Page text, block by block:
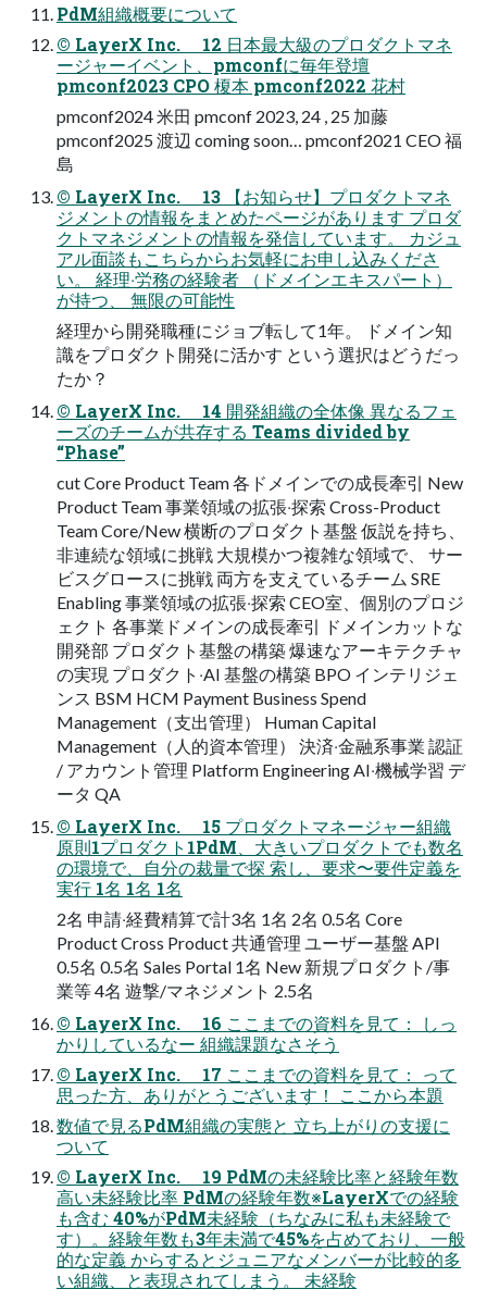
PdM組織概要について
© LayerX Inc. 12 ⽇本最⼤級のプロダクトマネ
ージャーイベント、pmconfに毎年登壇
pmconf2023 CPO 榎本 pmconf2022 花村
pmconf2024 米田 pmconf 2023, 24 , 25 加藤
pmconf2025 渡辺 coming soon… pmconf2021 CEO 福
島
© LayerX Inc. 13 【お知らせ】プロダクトマネ
ジメントの情報をまとめたページがあります プロダ
クトマネジメントの情報を発信しています。 カジュ
アル⾯談もこちらからお気軽にお申し込みくださ
い。 経理‧労務の経験者 （ドメインエキスパート）
が持つ、 無限の可能性
経理から開発職種にジョブ転して1年。 ドメイン知
識をプロダクト開発に活かす という選択はどうだっ
たか？
© LayerX Inc. 14 開発組織の全体像 異なるフェ
ーズのチームが共存する Teams divided by
“Phase”
cut Core Product Team 各ドメインでの成⻑牽引 New
Product Team 事業領域の拡張‧探索 Cross-Product
Team Core/New 横断のプロダクト基盤 仮説を持ち、
⾮連続な領域に挑戦 ⼤規模かつ複雑な領域で、 サー
ビスグロースに挑戦 両⽅を⽀えているチーム SRE
Enabling 事業領域の拡張‧探索 CEO室、個別のプロジ
ェクト 各事業ドメインの成⻑牽引 ドメインカットな
開発部 プロダクト基盤の構築 爆速なアーキテクチャ
の実現 プロダクト‧AI 基盤の構築 BPO インテリジェ
ンス BSM HCM Payment Business Spend
Management（⽀出管理） Human Capital
Management（⼈的資本管理） 決済‧⾦融系事業 認証
/ アカウント管理 Platform Engineering AI‧機械学習 デ
ータ QA
© LayerX Inc. 15 プロダクトマネージャー組織
原則1プロダクト1PdM、⼤きいプロダクトでも数名
の環境で、⾃分の裁量で探 索し、要求〜要件定義を
実⾏ 1名 1名 1名
2名 申請‧経費精算で計3名 1名 2名 0.5名 Core
Product Cross Product 共通管理 ユーザー基盤 API
0.5名 0.5名 Sales Portal 1名 New 新規プロダクト/事
業等 4名 遊撃/マネジメント 2.5名
© LayerX Inc. 16 ここまでの資料を⾒て： しっ
かりしているなー 組織課題なさそう
© LayerX Inc. 17 ここまでの資料を⾒て： って
思った⽅、ありがとうございます！ ここから本題
数値で⾒るPdM組織の実態と ⽴ち上がりの⽀援に
ついて
© LayerX Inc. 19 PdMの未経験⽐率と経験年数
⾼い未経験⽐率 PdMの経験年数※LayerXでの経験
も含む 40%がPdM未経験（ちなみに私も未経験で
す）。経験年数も3年未満で45%を占めており、⼀般
的な定義 からするとジュニアなメンバーが⽐較的多
い組織、と表現されてしまう。 未経験